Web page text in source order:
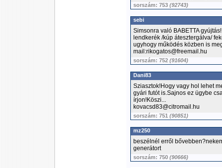
sorszám: 753 (92743)
sebi
Simsonra való BABETTA
lendkerék /kúp átesztergálva/
ugyhogy működés közben is
mail:rikogatos@freemail.hu
sorszám: 752 (91604)
Dani83
Sziasztok!Hogy vagy hol lehet
gyári futót is.Sajnos ez ügybe
írjon!Köszi...
kovacsd83@citromail.hu
sorszám: 751 (90851)
mz250
beszélnél erről
generátort
sorszám: 750 (90666)